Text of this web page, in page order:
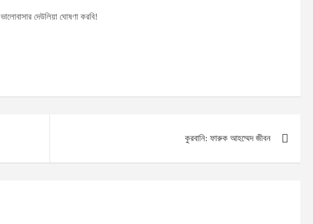
ভালোবাসার দেউলিয়া ঘোষণা করবি!
কুরবানি: ফারুক আহম্মেদ জীবন